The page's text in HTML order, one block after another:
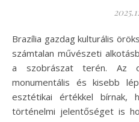
Brazília gazdag kulturális öröksége és sokszínű történelme
számtalan művészeti
a szobrászat terén. Az
monumentális és kisebb
esztétikai értékkel bírnak,
történelmi jelentőséget is